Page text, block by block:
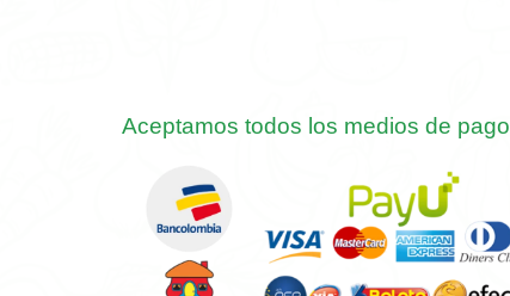
Aceptamos todos los medios de pago